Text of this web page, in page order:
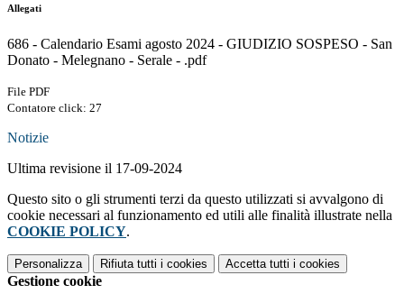
Allegati
686 - Calendario Esami agosto 2024 - GIUDIZIO SOSPESO - San
Donato - Melegnano - Serale - .pdf
File PDF
Contatore click: 27
Notizie
Ultima revisione il 17-09-2024
Questo sito o gli strumenti terzi da questo utilizzati si avvalgono di
cookie necessari al funzionamento ed utili alle finalità illustrate nella
COOKIE POLICY.
Personalizza Rifiuta tutti i cookies Accetta tutti i cookies
Gestione cookie